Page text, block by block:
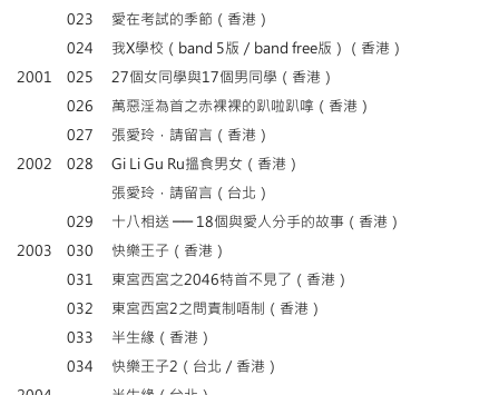
2001
2002
2003
023
024
025
026
027
028
029
030
031
032
033
034
愛在考試的季節（香港）
我X學校（band 5版／band free版）（香港）
27個女同學與17個男同學（香港）
萬惡淫為首之赤裸裸的趴啦趴嗱（香港）
張愛玲，請留言（香港）
Gi Li Gu Ru搵食男女（香港）
張愛玲，請留言（台北）
十八相送 ── 18個與愛人分手的故事（香港）
快樂王子（香港）
東宮西宮之2046特首不見了（香港）
東宮西宮2之問責制唔制（香港）
半生緣（香港）
快樂王子2（台北／香港）